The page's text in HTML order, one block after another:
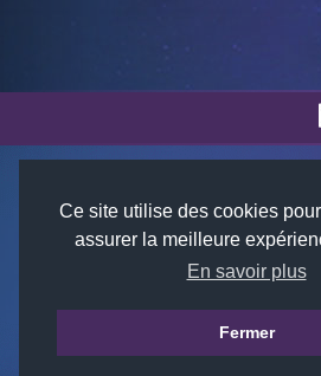
Ce site utilise des cookies
assurer la meilleure
En savoir plus
Fermer
© 2018-
SITE WEB